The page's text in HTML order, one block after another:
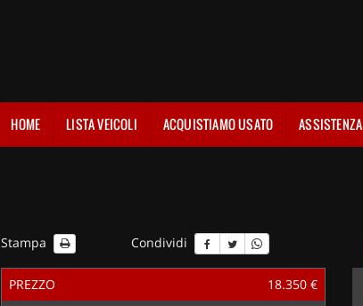
HOME LISTA VEICOLI ACQUISTIAMO USATO ASSISTENZA
Stampa Condividi
PREZZO
18.350 €